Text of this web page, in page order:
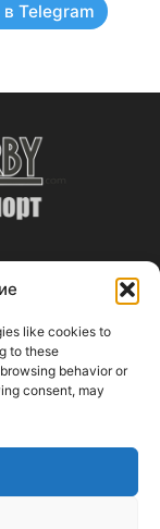
like cookies to
to these
behavior or
consent, may
Telegram
футболна